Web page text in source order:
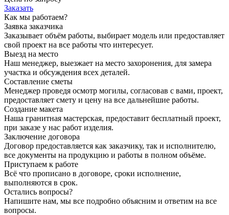
Заказать
Как мы работаем?
Заявка заказчика
Заказывает объём работы, выбирает модель или предоставляет
свой проект на все работы что интересует.
Выезд на место
Наш менеджер, выезжает на место захоронения, для замера
участка и обсуждения всех деталей.
Составление сметы
Менеджер проведя осмотр могилы, согласовав с вами, проект,
предоставляет смету и цену на все дальнейшие работы.
Создание макета
Наша гранитная мастерская, предоставит бесплатный проект,
при заказе у нас работ изделия.
Заключение договора
Договор предоставляется как заказчику, так и исполнителю,
все документы на продукцию и работы в полном объёме.
Приступаем к работе
Всё что прописано в договоре, сроки исполнение,
выполняются в срок.
Остались вопросы?
Напишите нам, мы все подробно объясним и ответим на все
вопросы.